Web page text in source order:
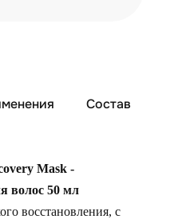
Состав
Mask -
волос 50 мл
восстановления, с